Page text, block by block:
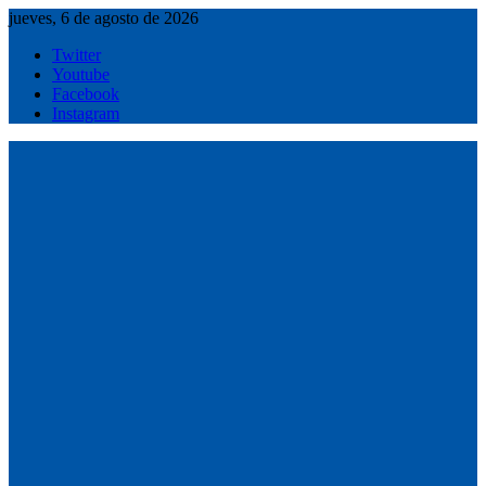
Saltar
contenido
jueves, 6 de agosto de 2026
Twitter
Youtube
Facebook
Instagram